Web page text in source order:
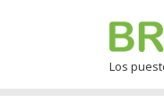
Los